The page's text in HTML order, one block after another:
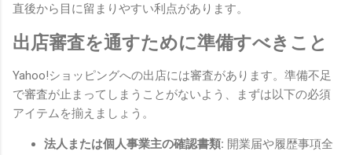
直後から目に留まりやすい利点があります。
出店審査を通すために準備すべきこと
Yahoo!ショッピングへの出店には審査があります。準備不足
で審査が止まってしまうことがないよう、まずは以下の必須
アイテムを揃えましょう。
法人または個人事業主の確認書類: 開業届や履歴事項全